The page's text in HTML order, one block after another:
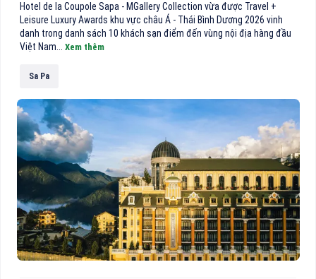
Hotel de la Coupole Sapa - MGallery Collection vừa được Travel +
Leisure Luxury Awards khu vực châu Á - Thái Bình Dương 2026 vinh
danh trong danh sách 10 khách sạn điểm đến vùng nội địa hàng đầu
Việt Nam... Xem thêm
Sa Pa